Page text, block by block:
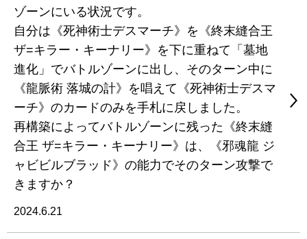
ゾーンにいる状況です。
自分は《死神術士デスマーチ》を《終末縫合王
ザ=キラー・キーナリー》を下に重ねて「墓地
進化」でバトルゾーンに出し、そのターン中に
《龍脈術 落城の計》を唱えて《死神術士デスマ
ーチ》のカードのみを手札に戻しました。
再構築によってバトルゾーンに残った《終末縫
合王 ザ=キラー・キーナリー》は、《邪魂龍 ジ
ャビビルブラッド》の能力でそのターン攻撃で
きますか？
2024.6.21